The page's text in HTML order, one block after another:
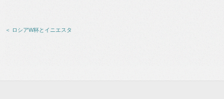
＜ ロシアW杯とイニエスタ